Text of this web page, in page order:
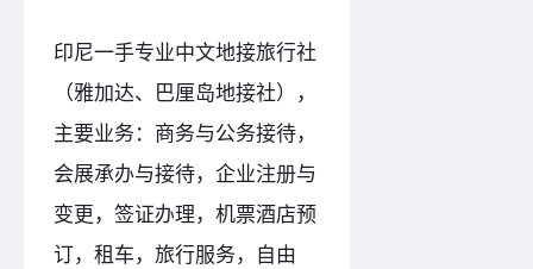
印尼一手专业中文地接旅行社
（雅加达、巴厘岛地接社），
主要业务：商务与公务接待，
会展承办与接待，企业注册与
变更，签证办理，机票酒店预
订，租车，旅行服务，自由